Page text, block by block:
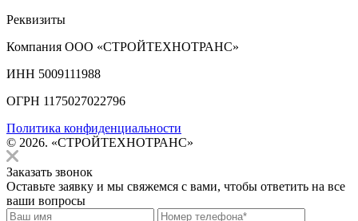
Реквизиты
Компания ООО «СТРОЙТЕХНОТРАНС»
ИНН 5009111988
ОГРН 1175027022796
Политика конфиденциальности
© 2026. «СТРОЙТЕХНОТРАНС»
Заказать звонок
Оставьте заявку и мы свяжемся с вами, чтобы ответить на все
ваши вопросы